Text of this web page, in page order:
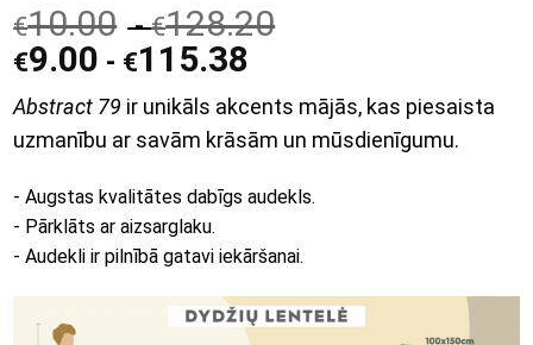
€10.00 -€128.20
€9.00 - €115.38
Abstract 79 ir unikāls akcents mājās, kas piesaista
uzmanību ar savām krāsām un mūsdienīgumu.
- Augstas kvalitātes dabīgs audekls.
- Pārklāts ar aizsarglaku.
- Audekli ir pilnībā gatavi iekāršanai.